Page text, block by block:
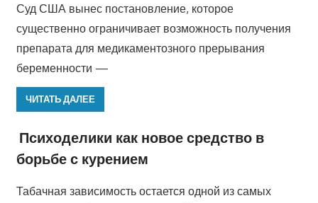
Суд США вынес постановление, которое
существенно ограничивает возможность получения
препарата для медикаментозного прерывания
беременности —
ЧИТАТЬ ДАЛЕЕ
Психоделики как новое средство в
борьбе с курением
Табачная зависимость остается одной из самых